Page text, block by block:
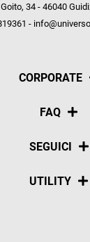
34 - 46040
-
CORPORATE
Chi siamo
FAQ
Pagamenti
SEGUICI
Social
UTILITY